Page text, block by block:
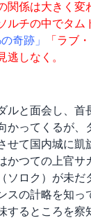
関係は大きく
チの中でタム
の奇跡」
「ラブ
逃しなく。
ルと面会し、
かってくるが
せて国内城に
かつての上官サ
ソロク）が未だ
の計略を知っ
するところを